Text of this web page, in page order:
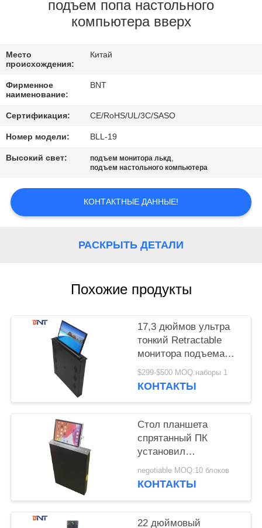
КАЧЕСТВА
МЫ
НОВОСТИ
СЛУЧАИ
CONFERENCE
ROOM
SOLUTION
POLICY
подъем попа настольного
компьютера вверх
Место
происхождения:
Китай
Фирменное
наименование:
BNT
Сертификация: CE/RoHS/UL/3C/SASO
Номер модели: BLL-19
Высокий свет: подъем монитора лькд,
подъем настольного компьютера
КОНТАКТНЫЕ ДАННЫЕ!
РАСКРЫТЬ ДЕТАЛИ
Похожие продукты
17,3 дюймов ультра
тонкий Retractable
монитора подъема
попа экран вверх для
системы
$299-$500 MOQ:наборы 1
КОНТАКТЫ
Стол планшета
спрятанный ПК
установил
моторизованный
подъем монитора Lcd
negotiable MOQ:10 блоков
КОНТАКТЫ
22 дюймовый